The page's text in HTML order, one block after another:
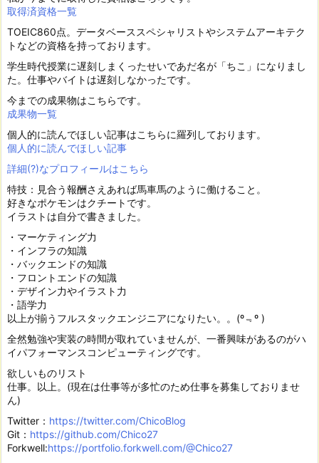
取得済資格一覧
TOEIC860点。データベーススペシャリストやシステムアーキテク
トなどの資格を持っております。
学生時代授業に遅刻しまくったせいであだ名が「ちこ」になりまし
た。仕事やバイトは遅刻しなかったです。
今までの成果物はこちらです。
成果物一覧
個人的に読んでほしい記事はこちらに羅列しております。
個人的に読んでほしい記事
詳細(?)なプロフィールはこちら
特技：見合う報酬さえあれば馬車馬のように働けること。
好きなポケモンはクチートです。
イラストは自分で書きました。
・マーケティング力
・インフラの知識
・バックエンドの知識
・フロントエンドの知識
・デザイン力やイラスト力
・語学力
以上が揃うフルスタックエンジニアになりたい。。(º﹃º )
全然勉強や実装の時間が取れていませんが、一番興味があるのがハ
イパフォーマンスコンピューティングです。
欲しいものリスト
仕事。以上。(現在は仕事等が多忙のため仕事を募集しておりませ
ん)
Twitter： https://twitter.com/ChicoBlog
Git： https://github.com/Chico27
Forkwell:https://portfolio.forkwell.com/@Chico27